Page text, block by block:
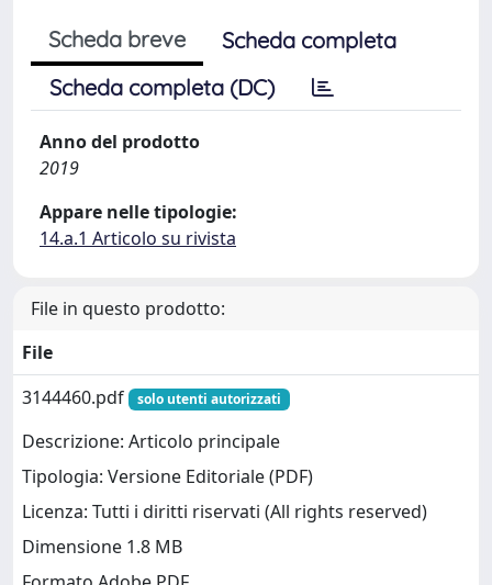
Scheda breve
Scheda completa
Scheda completa (DC)
Anno del prodotto
2019
Appare nelle tipologie:
14.a.1 Articolo su rivista
File in questo prodotto:
File
3144460.pdf
solo utenti autorizzati
Descrizione: Articolo principale
Tipologia: Versione Editoriale (PDF)
Licenza: Tutti i diritti riservati (All rights reserved)
Dimensione 1.8 MB